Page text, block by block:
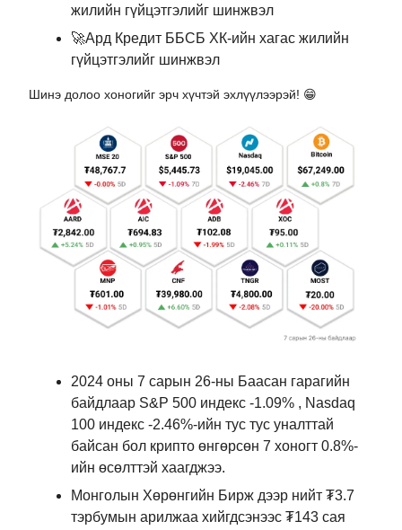
жилийн гүйцэтгэлийг шинжвэл
🚀Ард Кредит ББСБ ХК-ийн хагас жилийн
гүйцэтгэлийг шинжвэл
Шинэ долоо хоногийг эрч хүчтэй эхлүүлээрэй! 😁
2024 оны 7 сарын 26-ны Баасан гарагийн
байдлаар S&P 500 индекс -1.09% , Nasdaq
100 индекс -2.46%-ийн тус тус уналттай
байсан бол крипто өнгөрсөн 7 хоногт 0.8%-
ийн өсөлттэй хаагджээ.
Монголын Хөрөнгийн Бирж дээр нийт ₮3.7
тэрбумын арилжаа хийгдсэнээс ₮143 сая